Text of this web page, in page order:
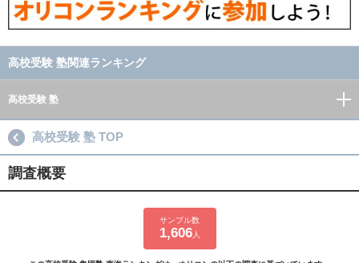
高校受験 塾関連ランキング
高校受験 塾
高校受験 塾 TOP
調査概要
サンプル数
1,606人